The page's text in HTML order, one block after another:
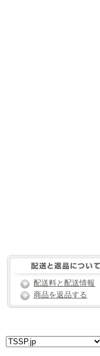
配送料と配送情報
商品を返品する